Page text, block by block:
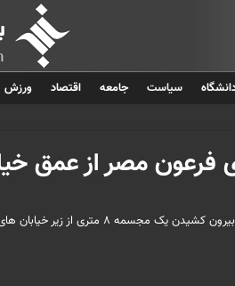
سیاست جامعه اقتصاد ورزش
منطقه المطریه در قاهره پایتخت مصر خبر داده اند.